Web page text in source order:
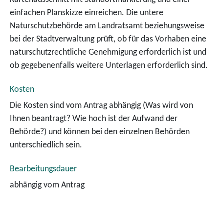
einfachen Planskizze einreichen. Die untere
Naturschutzbehörde am Landratsamt beziehungsweise
bei der Stadtverwaltung prüft, ob für das Vorhaben eine
naturschutzrechtliche Genehmigung erforderlich ist und
ob gegebenenfalls weitere Unterlagen erforderlich sind.
Kosten
Die Kosten sind vom Antrag abhängig (Was wird von
Ihnen beantragt? Wie hoch ist der Aufwand der
Behörde?) und können bei den einzelnen Behörden
unterschiedlich sein.
Bearbeitungsdauer
abhängig vom Antrag